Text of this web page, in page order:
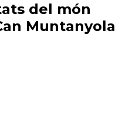
del món
Muntanyola